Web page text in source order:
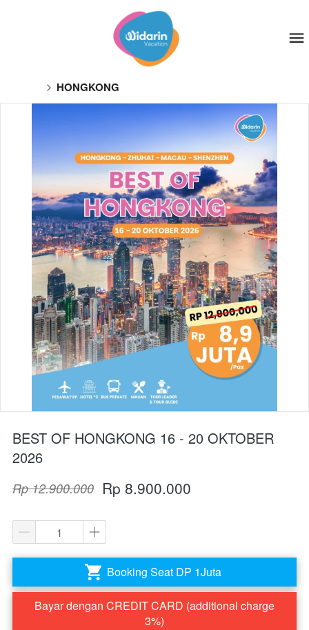
HONGKONG
BEST OF HONGKONG 16 - 20 OKTOBER
2026
Rp 12.900.000 Rp 8.900.000
` Booking Seat DP 1Juta
Bayar dengan CREDIT CARD (additional charge
3%)